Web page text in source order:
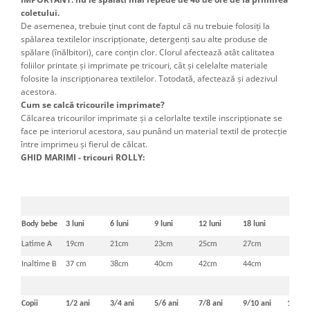
coletului.
De asemenea, trebuie ţinut cont de faptul că nu trebuie folosiţi la
spălarea textilelor inscripţionate, detergenţi sau alte produse de
spălare (înălbitori), care conţin clor. Clorul afectează atât calitatea
foliilor printate şi imprimate pe tricouri, cât şi celelalte materiale
folosite la inscripţionarea textilelor. Totodată, afectează şi adezivul
acestora.
Cum se calcă tricourile imprimate?
Călcarea tricourilor imprimate şi a celorlalte textile inscripţionate se
face pe interiorul acestora, sau punând un material textil de protecţie
între imprimeu şi fierul de călcat.
GHID MARIMI - tricouri ROLLY:
Body bebe 3 luni 6 luni 9 luni 12 luni 18 luni
Latime A 19cm 21cm 23cm 25cm 27cm
Inaltime B 37 cm 38cm 40cm 42cm 44cm
Copii 1/2 ani 3/4 ani 5/6 ani 7/8 ani 9/10 ani 11/12